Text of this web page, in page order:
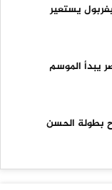
يستعير
يبدأ الموسم
بطولة الحسن